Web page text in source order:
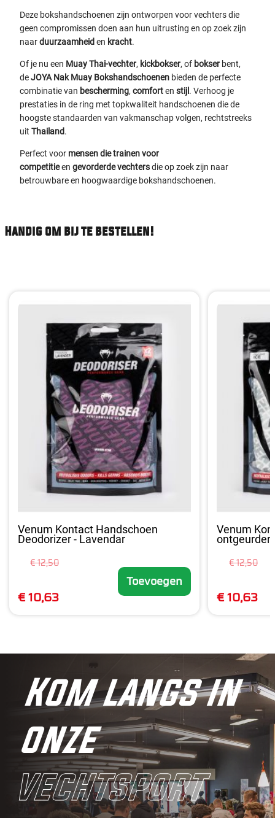
Deze bokshandschoenen zijn ontworpen voor vechters die
geen compromissen doen aan hun uitrusting en op zoek zijn
naarduurzaamheid en kracht.
Of je nu een Muay Thai-vechter, kickbokser, of bokser bent,
deJOYA Nak Muay Bokshandschoenen bieden de perfecte
combinatie van bescherming, comforten stijl . Verhoog je
prestaties in de ring met topkwaliteit handschoenen die de
hoogste standaarden van vakmanschap volgen, rechtstreeks
uit Thailand.
Perfect voor mensen die trainen voor
competitieen gevorderde vechtersdie op zoek zijn naar
betrouwbare en hoogwaardige bokshandschoenen.
Handig om bij te bestellen!
Venum Kontact Handschoen
Deodorizer - Lavendar
€ 12,50
€ 10,63
Toevoegen
Venum
ontgeurder
€ 12,50
€ 10,63
Kom langs in
onze
vechtsport